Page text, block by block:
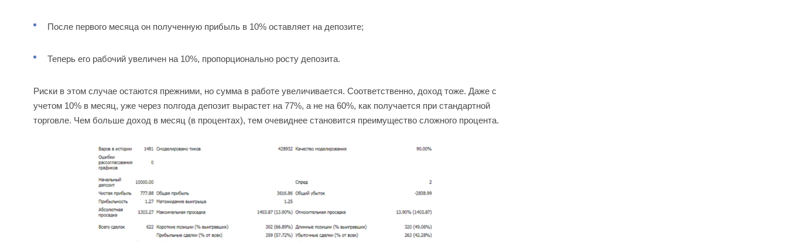
После первого месяца он полученную прибыль в 10% оставляет на депозите;
Теперь его рабочий увеличен на 10%, пропорционально росту депозита.
Риски в этом случае остаются прежними, но сумма в работе увеличивается. Соответственно, доход тоже. Даже с
учетом 10% в месяц, уже через полгода депозит вырастет на 77%, а не на 60%, как получается при стандартной
торговле. Чем больше доход в месяц (в процентах), тем очевиднее становится преимущество сложного процента.